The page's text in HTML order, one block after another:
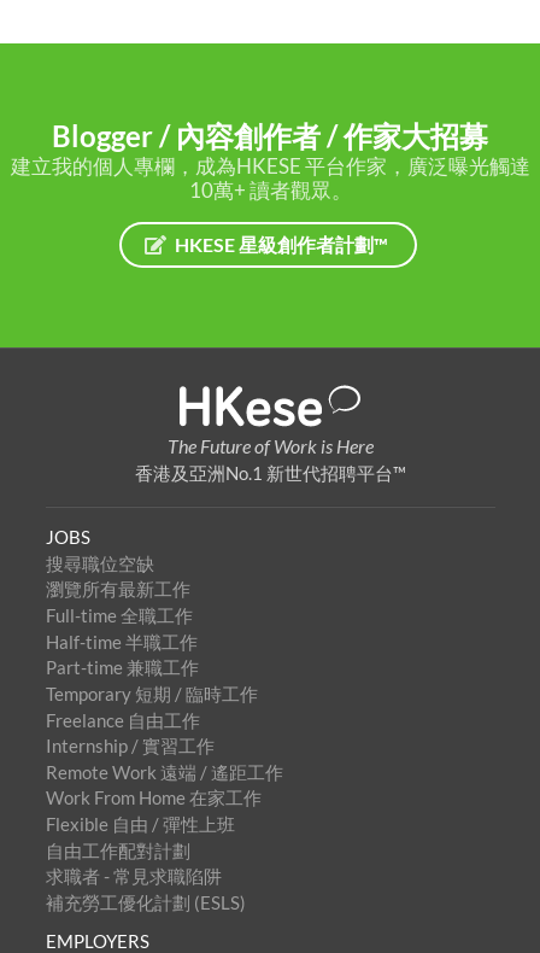
Blogger / 內容創作者 / 作家大招募
建立我的個人專欄，成為HKESE 平台作家，廣泛曝光觸達
10萬+ 讀者觀眾。
HKESE 星級創作者計劃™
The Future of Work is Here
香港及亞洲No.1 新世代招聘平台™
JOBS
搜尋職位空缺
瀏覽所有最新工作
Full-time 全職工作
Half-time 半職工作
Part-time 兼職工作
Temporary 短期 / 臨時工作
Freelance 自由工作
Internship / 實習工作
Remote Work 遠端 / 遙距工作
Work From Home 在家工作
Flexible 自由 / 彈性上班
自由工作配對計劃
求職者 - 常見求職陷阱
補充勞工優化計劃 (ESLS)
EMPLOYERS